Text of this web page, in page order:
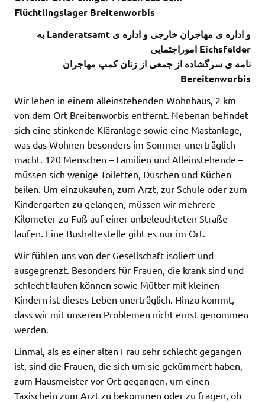
Flüchtlingslager Breitenworbis
به Landeratsamt و اداره ی مهاجران خارجی و اداره ی
اموراجتمایی Eichsfelder
نامه ی سرگشاده از جمعی از زنان کمپ مهاجران
Bereitenworbis
Wir leben in einem alleinstehenden Wohnhaus, 2 km
von dem Ort Breitenworbis entfernt. Nebenan befindet
sich eine stinkende Kläranlage sowie eine Mastanlage,
was das Wohnen besonders im Sommer unerträglich
macht. 120 Menschen – Familien und Alleinstehende –
müssen sich wenige Toiletten, Duschen und Küchen
teilen. Um einzukaufen, zum Arzt, zur Schule oder zum
Kindergarten zu gelangen, müssen wir mehrere
Kilometer zu Fuß auf einer unbeleuchteten Straße
laufen. Eine Bushaltestelle gibt es nur im Ort.
Wir fühlen uns von der Gesellschaft isoliert und
ausgegrenzt. Besonders für Frauen, die krank sind und
schlecht laufen können sowie Mütter mit kleinen
Kindern ist dieses Leben unerträglich. Hinzu kommt,
dass wir mit unseren Problemen nicht ernst genommen
werden.
Einmal, als es einer alten Frau sehr schlecht gegangen
ist, sind die Frauen, die sich um sie gekümmert haben,
zum Hausmeister vor Ort gegangen, um einen
Taxischein zum Arzt zu bekommen oder zu fragen, ob